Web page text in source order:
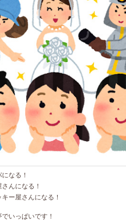
なる！
んになる！
ー屋さんになる！
いっぱいです！